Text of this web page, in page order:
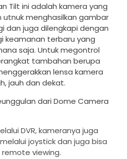
Tilt ini adalah kamera yang
utnuk menghasilkan gambar
dan juga dilengkapi dengan
keamanan terbaru yang
saja. Untuk megontrol
tambahan berupa
lensa kamera
jauh dan dekat.
dari Dome Camera
DVR, kameranya juga
joystick dan juga bisa
viewing.